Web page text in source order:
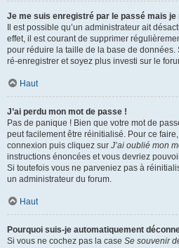
Je me suis enregistré par le passé mais
Il est possible qu’un administrateur ait
effet, il est courant de supprimer
pour réduire la taille de la base de données.
ré-enregistrer et soyez plus investi sur le
Haut
J’ai perdu mon mot de passe !
Pas de panique ! Bien que votre mot de
peut facilement être réinitialisé. Pour ce
connexion puis cliquez sur J’ai oublié mon
instructions énoncées et vous devriez
Si toutefois vous ne parveniez pas à
un administrateur du forum.
Haut
Pourquoi suis-je automatiquement
Si vous ne cochez pas la case Se souvenir